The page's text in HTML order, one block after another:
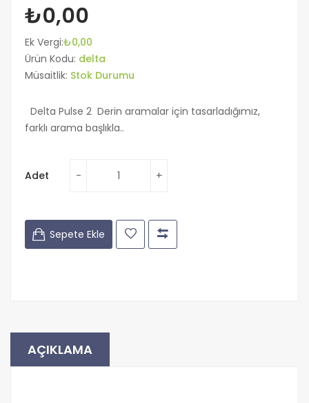
₺0,00
Ek Vergi:₺0,00
Ürün Kodu: delta
Müsaitlik: Stok Durumu
Delta Pulse 2 Derin aramalar için tasarladığımız,
farklı arama başlıkla..
Adet
Sepete Ekle
AÇIKLAMA